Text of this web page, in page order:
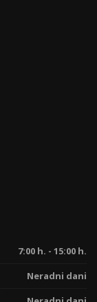
7:00 h. - 15:00 h.
Neradni dani